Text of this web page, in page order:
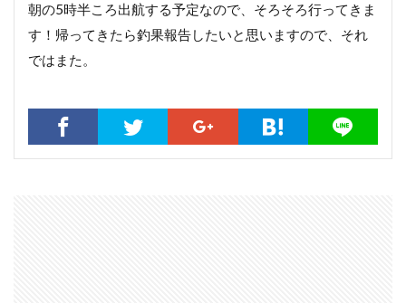
朝の5時半ころ出航する予定なので、そろそろ行ってきま
す！帰ってきたら釣果報告したいと思いますので、それ
ではまた。